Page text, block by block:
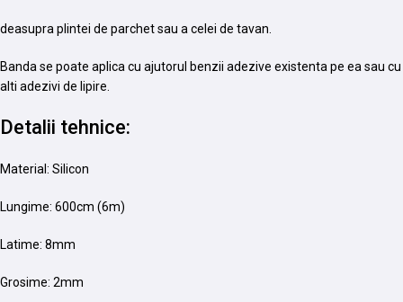
deasupra plintei de parchet sau a celei de tavan.
Banda se poate aplica cu ajutorul benzii adezive existenta pe ea sau cu
alti adezivi de lipire.
Detalii tehnice:
Material: Silicon
Lungime: 600cm (6m)
Latime: 8mm
Grosime: 2mm